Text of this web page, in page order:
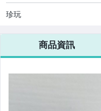
居家、家具與園藝
男性精品與服飾
珍玩
商品資訊